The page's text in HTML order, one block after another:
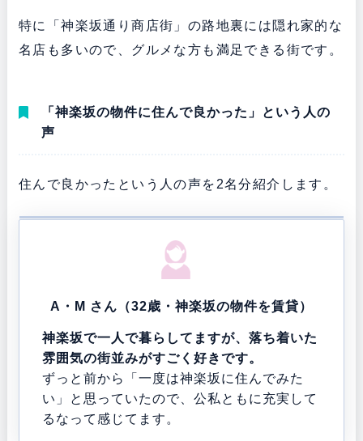
特に「神楽坂通り商店街」の路地裏には隠れ家的な
名店も多いので、グルメな方も満足できる街です。
「神楽坂の物件に住んで良かった」という人の
声
住んで良かったという人の声を2名分紹介します。
A・M さん（32歳・神楽坂の物件を賃貸）
神楽坂で一人で暮らしてますが、落ち着いた
雰囲気の街並みがすごく好きです。
ずっと前から「一度は神楽坂に住んでみた
い」と思っていたので、公私ともに充実して
るなって感じてます。